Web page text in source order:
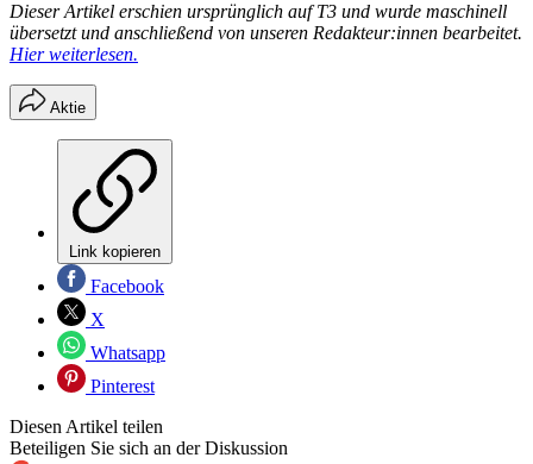
Dieser Artikel erschien ursprünglich auf T3 und wurde maschinell
übersetzt und anschließend von unseren Redakteur:innen bearbeitet.
Hier weiterlesen.
Aktie
Link kopieren
Facebook
X
Whatsapp
Pinterest
Diesen Artikel teilen
Beteiligen Sie sich an der Diskussion